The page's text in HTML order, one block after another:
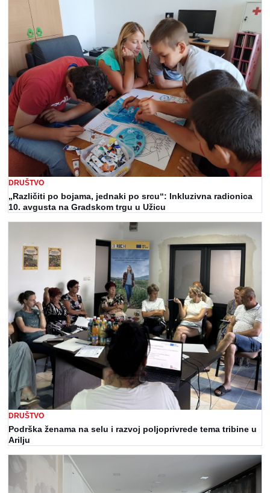
DRUŠTVO
„Različiti po bojama, jednaki po srcu“: Inkluzivna radionica
10. avgusta na Gradskom trgu u Užicu
DRUŠTVO
Podrška ženama na selu i razvoj poljoprivrede tema tribine u
Arilju